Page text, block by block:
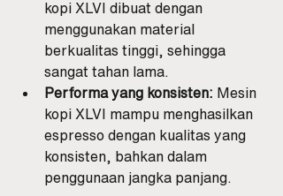
kopi XLVI dibuat dengan
menggunakan material
berkualitas tinggi, sehingga
sangat tahan lama.
Performa yang konsisten: Mesin
kopi XLVI mampu menghasilkan
espresso dengan kualitas yang
konsisten, bahkan dalam
penggunaan jangka panjang.